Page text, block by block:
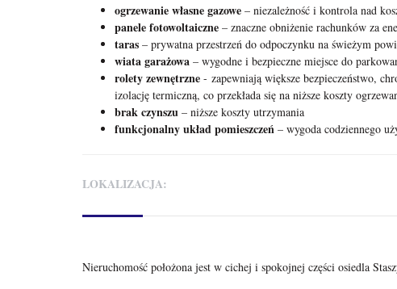
ogrzewanie własne gazowe – niezależność i kontrola nad
panele fotowoltaiczne – znaczne obniżenie rachunków za
taras – prywatna przestrzeń do odpoczynku na świeżym
wiata garażowa – wygodne i bezpieczne miejsce do
rolety zewnętrzne - zapewniają większe bezpieczeństwo,
izolację termiczną, co przekłada się na niższe koszty
brak czynszu – niższe koszty utrzymania
funkcjonalny układ pomieszczeń – wygoda codziennego
LOKALIZACJA:
Nieruchomość położona jest w cichej i spokojnej części osiedla